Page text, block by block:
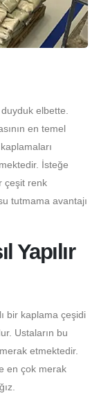
elbette.
en temel
İsteğe
çeşit renk
tutmama avantajı
Yapılır
bir kaplama çeşidi
Ustaların bu
etmektedir.
en çok merak